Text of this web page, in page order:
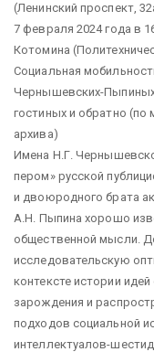
(Ленинский проспект,
7 февраля 2024 года в
Котомина
Социальная
Чернышевских-Пыпиных:
гостиных и обратно (по
архива)
Имена Н.Г.
пером» русской
и двоюродного брата
А.Н. Пыпина хорошо
общественной мысли.
исследовательскую
контексте истории
зарождения и
подходов социальной
интеллектуалов-